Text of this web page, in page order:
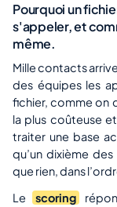
Pourquoi un
s'appeler, et
même.
Mille contacts
des équipes les
fichier, comme on
la plus coûteuse
traiter une base
qu’un dixième
que rien, dans
Le
scoring